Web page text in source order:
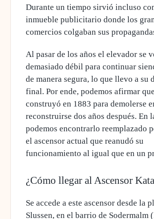
Durante un tiempo sirvió incluso
inmueble publicitario donde los
comercios colgaban sus
Al pasar de los años el elevador se
demasiado débil para continuar
de manera segura, lo que llevo a su
final. Por ende, podemos afirmar
construyó en 1883 para demolerse
reconstruirse dos años después. En
podemos encontrarlo reemplazado
el ascensor actual que reanudó su
funcionamiento al igual que en un
¿Cómo llegar al Ascensor
Se accede a este ascensor desde la
Slussen, en el barrio de Sodermalm